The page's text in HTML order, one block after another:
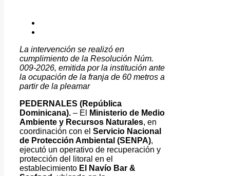
La intervención se realizó en
cumplimiento de la Resolución Núm.
009-2026, emitida por la institución ante
la ocupación de la franja de 60 metros a
partir de la pleamar
PEDERNALES (República
Dominicana). – El
Ministerio de Medio
Ambiente y Recursos Naturales, en
coordinación con el Servicio Nacional
de Protección Ambiental (SENPA),
ejecutó un operativo de recuperación y
protección del litoral en el
establecimiento El Navío Bar &